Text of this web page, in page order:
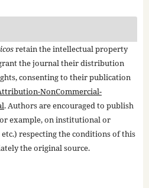
retain the intellectual property
the journal their distribution
consenting to their publication
NonCommercial-
. Authors are encouraged to publish
example, on institutional or
respecting the conditions of this
the original source.